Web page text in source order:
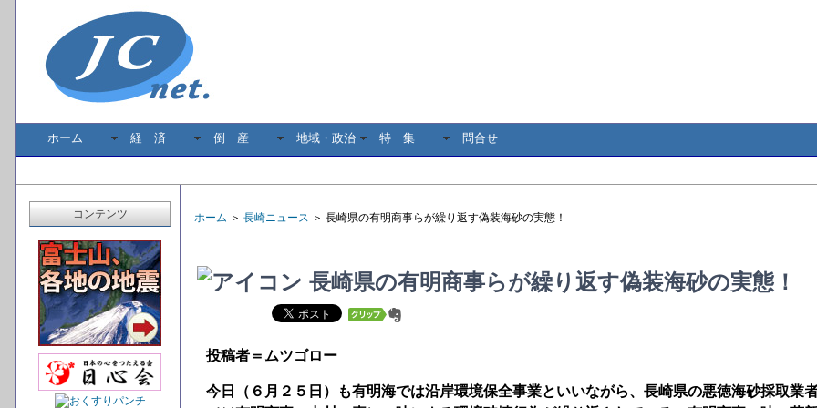
ホーム 経 済 倒 産 地域・政治 特 集 問合せ
コンテンツ ホーム ＞ 長崎ニュース ＞ 長崎県の有明商事らが繰り返す偽装海砂の実態！
長崎県の有明商事らが繰り返す偽装海砂の実態！
投稿者＝ムツゴロー
今日（６月２５日）も有明海では沿岸環境保全事業といいながら、長崎県の悪徳海砂採取業